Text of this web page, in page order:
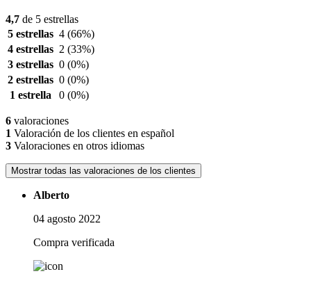
4,7 de 5 estrellas
5 estrellas 4 (66%)
4 estrellas 2 (33%)
3 estrellas 0 (0%)
2 estrellas 0 (0%)
1 estrella
0 (0%)
6 valoraciones
1 Valoración de los clientes en español
3 Valoraciones en otros idiomas
Mostrar todas las valoraciones de los clientes
Alberto
04 agosto 2022
Compra verificada